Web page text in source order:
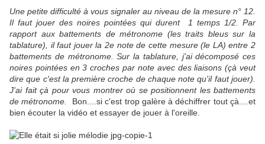
Une petite difficulté à vous signaler au niveau de la mesure n° 12.
Il faut jouer des noires pointées qui durent 1 temps 1/2. Par
rapport aux battements de métronome (les traits bleus sur la
tablature), il faut jouer la 2e note de cette mesure (le LA) entre 2
battements de métronome. Sur la tablature, j'ai décomposé ces
noires pointées en 3 croches par note avec des liaisons (çà veut
dire que c'est la première croche de chaque note qu'il faut jouer).
J'ai fait çà pour vous montrer où se positionnent les battements
de métronome.
Bon....si c'est trop galère à déchiffrer tout çà....et
bien écouter la vidéo et essayer de jouer à l'oreille.